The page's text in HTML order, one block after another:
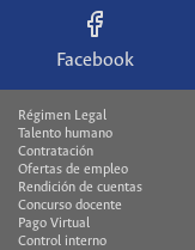
Facebook
Régimen Legal
Talento humano
Contratación
Ofertas de empleo
Rendición de cuentas
Concurso docente
Pago Virtual
Control interno